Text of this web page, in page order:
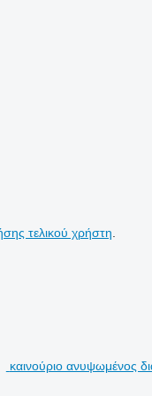
τελικού χρήστη
καινούριο ανυψωμένος